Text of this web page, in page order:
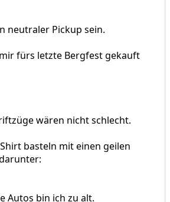
neutraler Pickup sein.
fürs letzte Bergfest gekauft
wären nicht schlecht.
basteln mit einen geilen
Autos bin ich zu alt.